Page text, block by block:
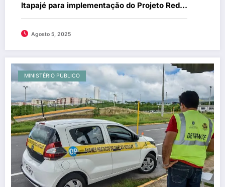
Itapajé para implementação do Projeto Rede
Mulher
Agosto 5, 2025
MINISTÉRIO PÚBLICO